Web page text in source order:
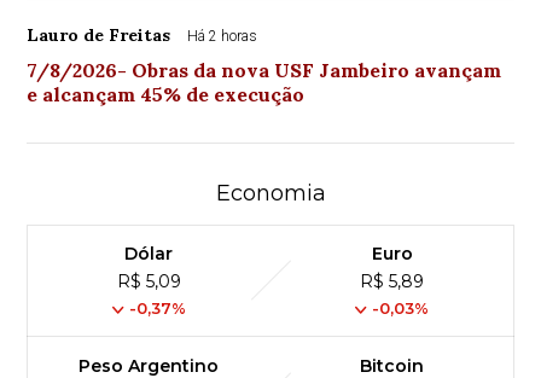
Lauro de Freitas Há 2 horas
7/8/2026- Obras da nova USF Jambeiro avançam
e alcançam 45% de execução
Economia
Dólar
R$ 5,09
-0,37%
Euro
R$ 5,89
-0,03%
Peso Argentino
Bitcoin